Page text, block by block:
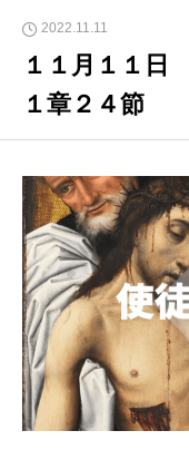
2022.11.11
１１月１１
１章２４節